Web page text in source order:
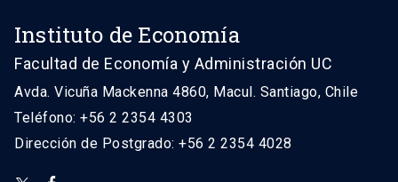
Instituto de Economía
Facultad de Economía y Administración UC
Avda. Vicuña Mackenna 4860, Macul. Santiago, Chile
Teléfono: +56 2 2354 4303
Dirección de Postgrado: +56 2 2354 4028